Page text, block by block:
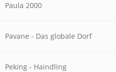
Paula 2000
Pavane - Das globale Dorf
Peking - Haindling